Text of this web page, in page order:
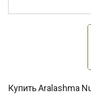
Купить Aralashma